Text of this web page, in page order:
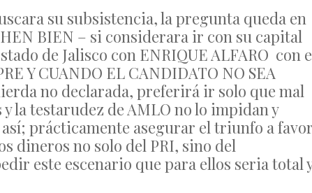
su subsistencia, la pregunta queda en
BIEN – si considerara ir con su capital
de Jalisco con ENRIQUE ALFARO con
Y CUANDO EL CANDIDATO NO SEA
no declarada, preferirá ir solo que mal
la testarudez de AMLO no lo impidan y
prácticamente asegurar el triunfo a
dineros no solo del PRI, sino del
este escenario que para ellos seria total